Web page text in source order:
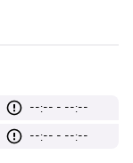
--:-- - --:--
--:-- - --:--